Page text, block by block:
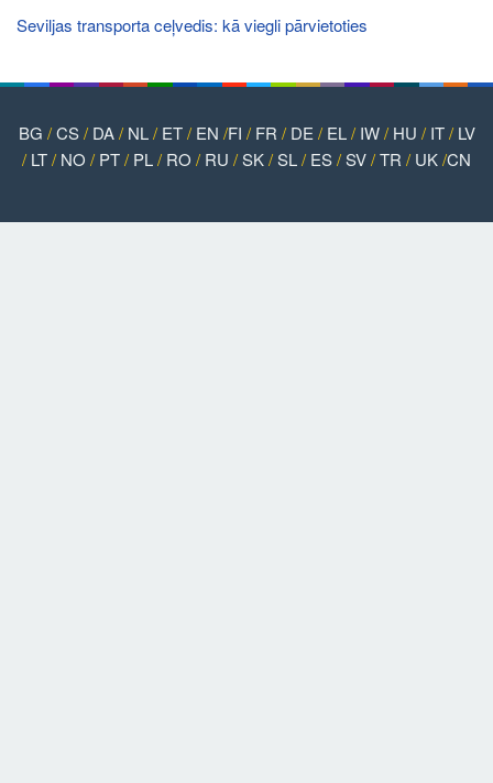
Seviljas transporta ceļvedis: kā viegli pārvietoties
BG /CS/ DA/ NL/ ET/ EN /FI / FR / DE / EL/ IW/ HU / IT/ LV
/ LT/ NO / PT/ PL/ RO / RU /SK/SL/ ES/SV/TR / UK/CN